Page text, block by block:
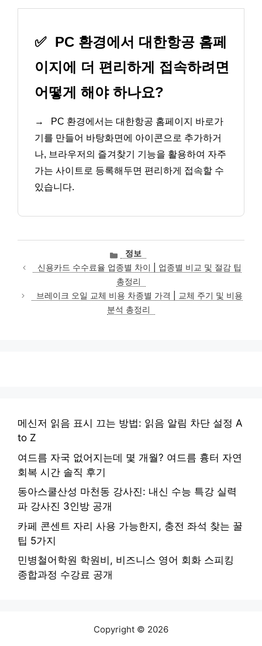
✅ PC 환경에서 대한항공 홈페
이지에 더 편리하게 접속하려면
어떻게 해야 하나요?
→
PC 환경에서는 대한항공 홈페이지 바로가
기를 만들어 바탕화면에 아이콘으로 추가하거
나, 브라우저의 즐겨찾기 기능을 활용하여 자주
가는 사이트로 등록해두면 편리하게 접속할 수
있습니다.
카
테
고
리
정보
신용카드 수수료율 업종별 차이 | 업종별 비교 및 절감 팁
총정리
브레이크 오일 교체 비용 차종별 가격 | 교체 주기 및 비용
분석 총정리
메신저 읽음 표시 끄는 방법: 읽음 알림 차단 설정 A
to Z
여드름 자국 없어지는데 몇 개월? 여드름 흉터 자연
회복 시간 솔직 후기
동아스쿨산성 마천동 강사진: 내신 수능 특강 실력
파 강사진 3인방 공개
카페 콘센트 자리 사용 가능한지, 충전 좌석 찾는 꿀
팁 5가지
민병철어학원 학원비, 비즈니스 영어 회화 스피킹
종합과정 수강료 공개
Copyright © 2026